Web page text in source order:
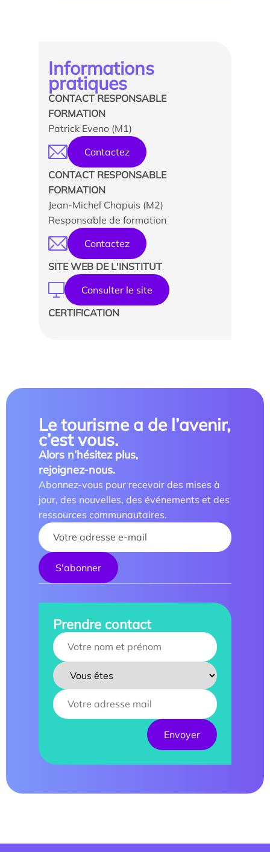
Informations
pratiques
CONTACT RESPONSABLE
FORMATION
Patrick Eveno (M1)
Contactez
CONTACT RESPONSABLE
FORMATION
Jean-Michel Chapuis (M2)
Responsable de formation
Contactez
SITE WEB DE L'INSTITUT
Consulter le site
CERTIFICATION
Le tourisme a de l’avenir,
c’est vous.
Alors n’hésitez plus,
rejoignez-nous.
Abonnez-vous pour recevoir des mises à
jour, des nouvelles, des événements et des
ressources communautaires.
Your name :
Prendre contact
Your name :